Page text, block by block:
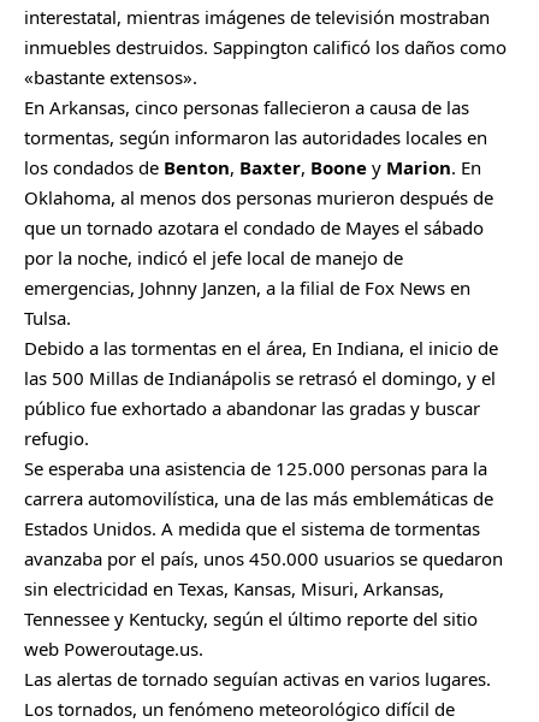
interestatal, mientras imágenes de televisión mostraban
inmuebles destruidos. Sappington calificó los daños como
«bastante extensos».
En Arkansas, cinco personas fallecieron a causa de las
tormentas, según informaron las autoridades locales en
los condados de Benton, Baxter, Boone y Marion. En
Oklahoma, al menos dos personas murieron después de
que un tornado azotara el condado de Mayes el sábado
por la noche, indicó el jefe local de manejo de
emergencias, Johnny Janzen, a la filial de Fox News en
Tulsa.
Debido a las tormentas en el área, En Indiana, el inicio de
las 500 Millas de Indianápolis se retrasó el domingo, y el
público fue exhortado a abandonar las gradas y buscar
refugio.
Se esperaba una asistencia de 125.000 personas para la
carrera automovilística, una de las más emblemáticas de
Estados Unidos. A medida que el sistema de tormentas
avanzaba por el país, unos 450.000 usuarios se quedaron
sin electricidad en Texas, Kansas, Misuri, Arkansas,
Tennessee y Kentucky, según el último reporte del sitio
web Poweroutage.us.
Las alertas de tornado seguían activas en varios lugares.
Los tornados, un fenómeno meteorológico difícil de